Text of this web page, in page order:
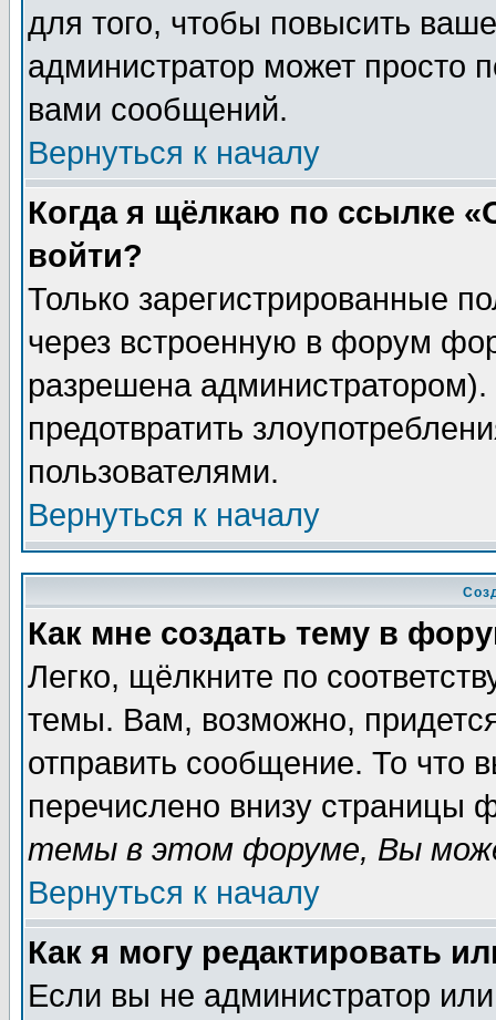
для того, чтобы повысить
администратор может просто
вами сообщений.
Вернуться к началу
Когда я щёлкаю по ссылке
войти?
Только зарегистрированные
через встроенную в форум
разрешена
предотвратить
пользователями.
Вернуться к началу
Как мне создать тему в
Легко, щёлкните по
темы. Вам, возможно,
отправить сообщение. То что
перечислено внизу страницы
темы в этом форуме, Вы
Вернуться к началу
Как я могу редактировать
Если вы не администратор